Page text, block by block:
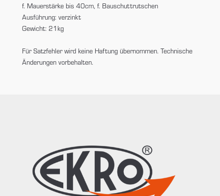
f. Mauerstärke bis 40cm, f. Bauschuttrutschen
Ausführung: verzinkt
Gewicht: 21kg
Für Satzfehler wird keine Haftung übernommen. Technische
Änderungen vorbehalten.